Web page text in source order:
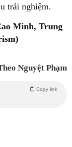
trải nghiệm.
Minh, Trung
Nguyệt Phạm
Copy link